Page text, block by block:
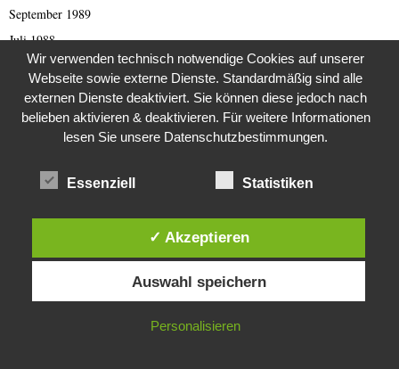
September 1989
Juli 1988
August 1984
Februar 1982
Dezember 1981
August 1980
1970erJahre
Diese Website verwendet Cookies. Durch die weitere Nutzung dieser
Website stimmst du der Verwendung von Cookies zu.
IN ORDNUNG
Wir verwenden technisch notwendige Cookies auf unserer
Webseite sowie externe Dienste. Standardmäßig sind alle
externen Dienste deaktiviert. Sie können diese jedoch nach
belieben aktivieren & deaktivieren. Für weitere Informationen
lesen Sie unsere Datenschutzbestimmungen.
Essenziell Statistiken
✓ Akzeptieren
Auswahl speichern
Personalisieren